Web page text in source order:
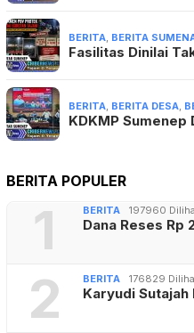
BERITA BERITA
Fasilitas Dinilai
BERITA BERITA DESA
KDKMP Sumenep
BERITA POPULER
1 BERITA 197960
Dana Reses
2 BERITA 176829
Karyudi